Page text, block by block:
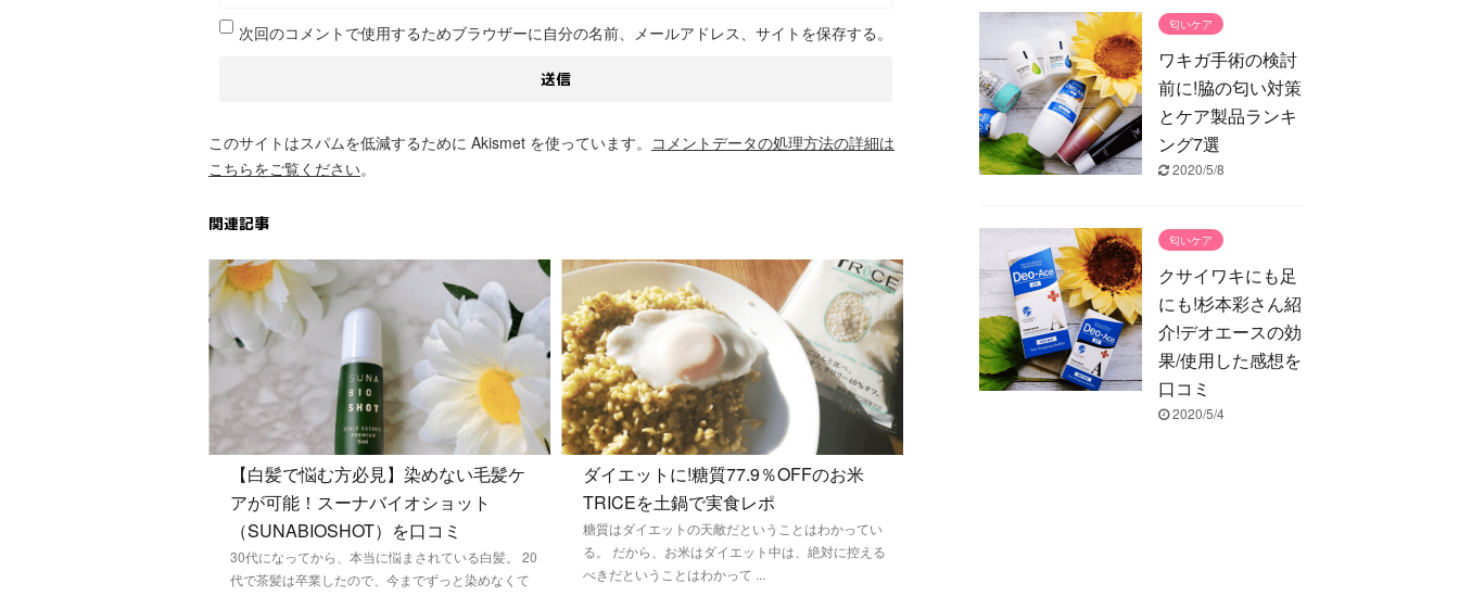
次回のコメントで使用するためブラウザーに自分の名前、メールアドレス、サイトを保存する。
このサイトはスパムを低減するために Akismet を使っています。 コメントデータの処理方法の詳細は
こちらをご覧ください。
関連記事
【白髪で悩む方必見】染めない毛髪ケ
アが可能！スーナバイオショット
（SUNABIOSHOT）を口コミ
30代になってから、本当に悩まされている白髪。 20
代で茶髪は卒業したので、今までずっと染めなくて
ダイエットに!糖質77.9％OFFのお米
TRICEを土鍋で実食レポ
糖質はダイエットの天敵だということはわかってい
る。 だから、お米はダイエット中は、絶対に控える
べきだということはわかって ...
匂いケア
ワキガ手術の検討
前に!脇の匂い対策
とケア製品ランキ
ング7選
2020/5/8
匂いケア
クサイワキにも足
にも!杉本彩さん紹
介!デオエースの効
果/使用した感想を
口コミ
2020/5/4